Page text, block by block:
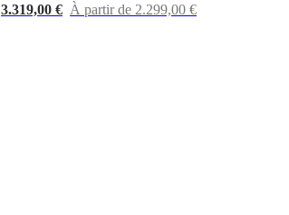
3.319,00 € À partir de 2.299,00 €